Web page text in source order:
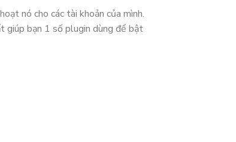
nó cho các tài khoản của mình.
giúp bạn 1 số plugin dùng để bật